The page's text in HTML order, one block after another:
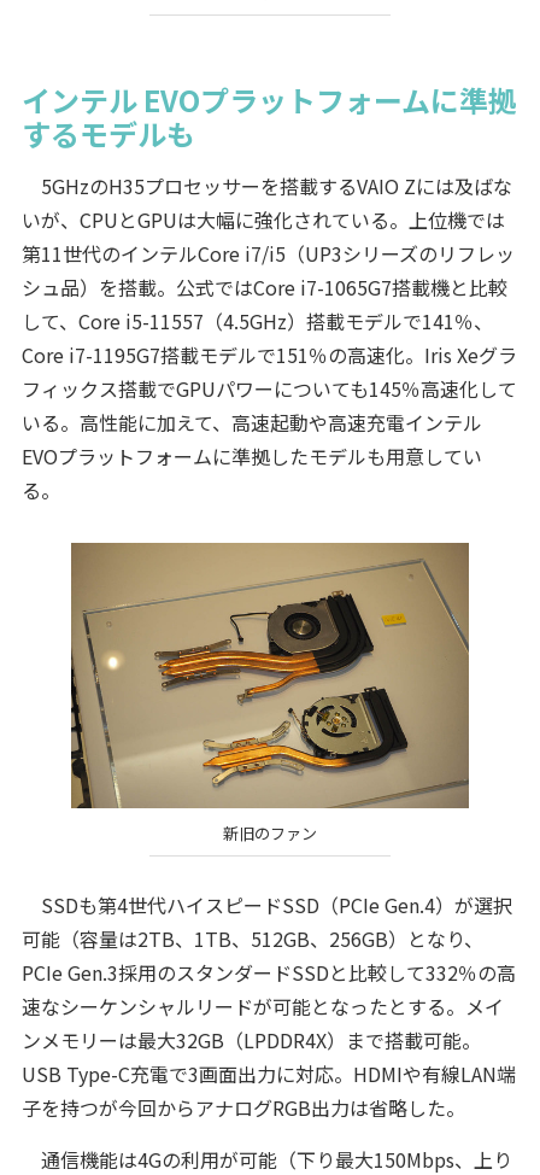
インテル EVOプラットフォームに準拠
するモデルも
5GHzのH35プロセッサーを搭載するVAIO Zには及ばな
いが、CPUとGPUは大幅に強化されている。上位機では
第11世代のインテルCore i7/i5（UP3シリーズのリフレッ
シュ品）を搭載。公式ではCore i7-1065G7搭載機と比較
して、Core i5-11557（4.5GHz）搭載モデルで141％、
Core i7-1195G7搭載モデルで151％の高速化。Iris Xeグラ
フィックス搭載でGPUパワーについても145％高速化して
いる。高性能に加えて、高速起動や高速充電インテル
EVOプラットフォームに準拠したモデルも用意してい
る。
新旧のファン
SSDも第4世代ハイスピードSSD（PCIe Gen.4）が選択
可能（容量は2TB、1TB、512GB、256GB）となり、
PCIe Gen.3採用のスタンダードSSDと比較して332％の高
速なシーケンシャルリードが可能となったとする。メイ
ンメモリーは最大32GB（LPDDR4X）まで搭載可能。
USB Type-C充電で3画面出力に対応。HDMIや有線LAN端
子を持つが今回からアナログRGB出力は省略した。
通信機能は4Gの利用が可能（下り最大150Mbps、上り